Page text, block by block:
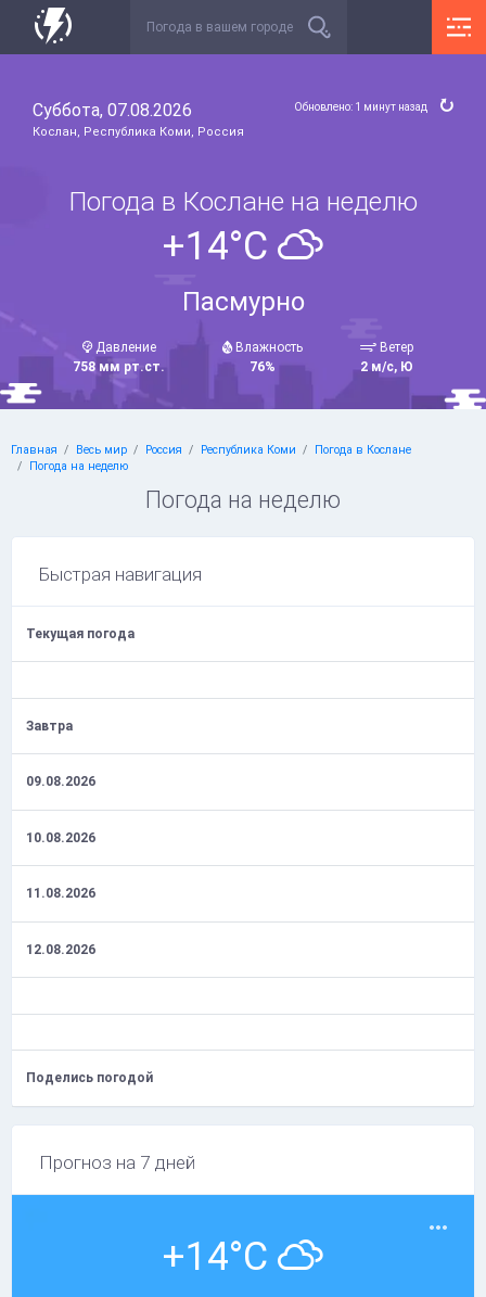
Суббота, 07.08.2026
Кослан, Республика Коми, Россия
Обновлено: 1 минут назад
Погода в Кослане на неделю
+14°C
Пасмурно
Давление
758 мм рт.ст.
Влажность
76%
Ветер
2 м/с, Ю
Главная Весь мир Россия Республика Коми
Погода в Кослане
Погода на неделю
Погода на неделю
Быстрая навигация
Текущая погода
Завтра
09.08.2026
10.08.2026
11.08.2026
12.08.2026
Поделись погодой
Прогноз на 7 дней
+14°C